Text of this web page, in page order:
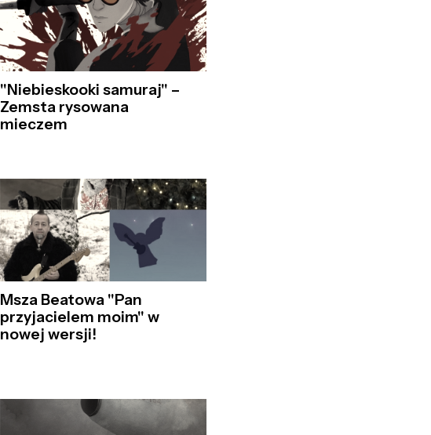
"Niebieskooki samuraj" –
Zemsta rysowana
mieczem
Msza Beatowa "Pan
przyjacielem moim" w
nowej wersji!